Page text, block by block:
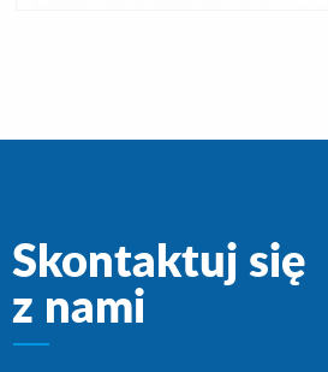
Skontaktuj się
z nami